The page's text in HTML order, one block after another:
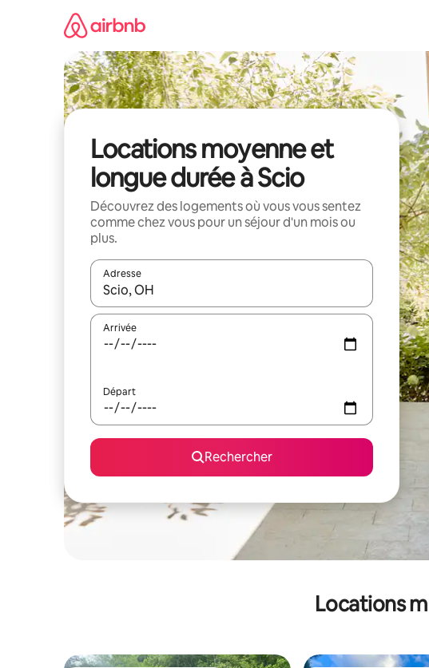
Locations moyenne et
longue durée à Scio
Découvrez des logements où vous vous sentez
comme chez vous pour un séjour d'un mois ou
plus.
Adresse
Lorsque les résultats s'affichent, utilisez les flèches vers le
Arrivée
Départ
Rechercher
Locations